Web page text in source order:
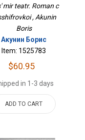
mir teatr. Roman c
, Akunin
Boris
Акунин Борис
Item: 1525783
$60.95
in 1-3 days
ADD TO CART